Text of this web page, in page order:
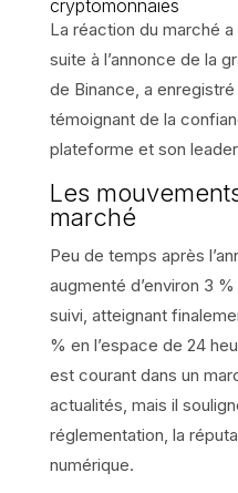
cryptomonnaies
La réaction du marché
suite à l’annonce de la
de Binance, a
témoignant de la
plateforme et son
Les
marché
Peu de temps après
augmenté d’environ 3
suivi, atteignant
% en l’espace de 24
est courant dans un
actualités, mais il
réglementation, la
numérique.